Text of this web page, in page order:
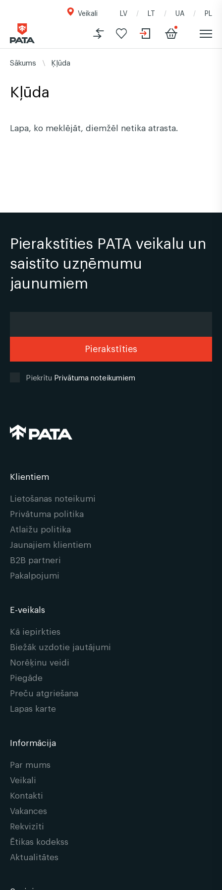
Veikali LV LT UA PL
Sākums Ķļūda
Kļūda
Lapa, ko meklējāt, diemžēl netika atrasta.
Pierakstīties PATA veikalu un
saistīto uzņēmumu
jaunumiem
Piekrītu Privātuma noteikumiem
Klientiem
Lietošanas noteikumi
Privātuma politika
Atlaižu politika
Jaunajiem klientiem
B2B partneri
Pakalpojumi
E-veikals
Kā iepirkties
Biežāk uzdotie jautājumi
Norēķinu veidi
Piegāde
Preču atgriešana
Lapas karte
Informācija
Par mums
Veikali
Kontakti
Vakances
Rekvizīti
Ētikas kodekss
Aktualitātes